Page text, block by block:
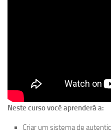
Neste curso você aprenderá a:
Criar um sistema de